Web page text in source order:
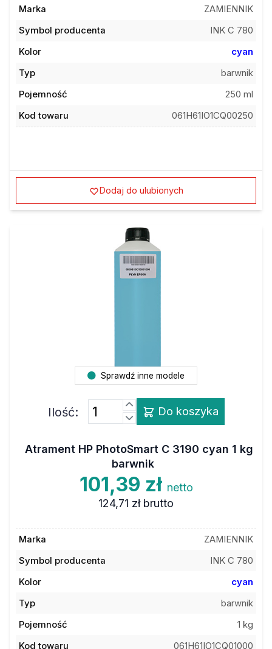
Marka
ZAMIENNIK
Symbol producenta
INK C 780
Kolor
Typ
barwnik
Pojemność
250 ml
Kod towaru
061H61IO1CQ00250
Dodaj do ulubionych
Sprawdź inne modele
Ilość: Do koszyka
Atrament HP PhotoSmart C 3190 cyan 1 kg
barwnik
101,39 zł netto
124,71 zł brutto
Marka
ZAMIENNIK
Symbol producenta
INK C 780
Kolor
Typ
barwnik
Pojemność
1 kg
Kod towaru
061H61IO1CQ01000